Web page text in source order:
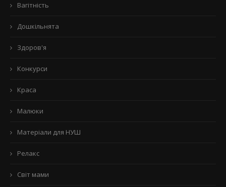
Вагітність
Дошкільнята
Здоров'я
Конкурси
Краса
Малюки
Матеріали для НУШ
Релакс
Світ мами